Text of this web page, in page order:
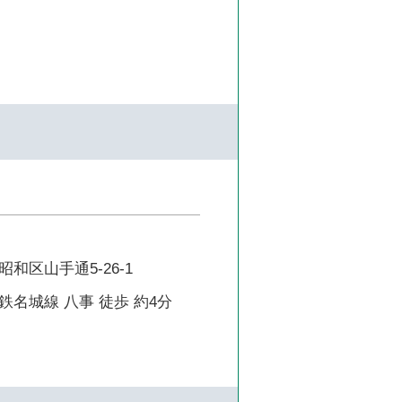
和区山手通5-26-1
名城線 八事 徒歩 約4分